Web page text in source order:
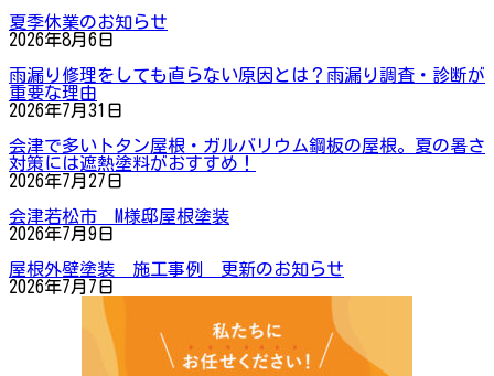
夏季休業のお知らせ
2026年8月6日
雨漏り修理をしても直らない原因とは？雨漏り調査・診断が
重要な理由
2026年7月31日
会津で多いトタン屋根・ガルバリウム鋼板の屋根。夏の暑さ
対策には遮熱塗料がおすすめ！
2026年7月27日
会津若松市 M様邸屋根塗装
2026年7月9日
屋根外壁塗装 施工事例 更新のお知らせ
2026年7月7日